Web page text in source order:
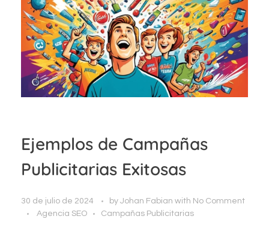
Ejemplos de Campañas
Publicitarias Exitosas
30 de julio de 2024 by Johan Fabian with No Comment
Agencia SEO
Campañas Publicitarias